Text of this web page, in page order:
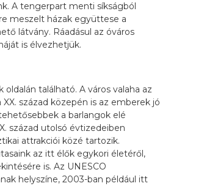
A tengerpart menti síkságból
meszelt házak együttese a
látvány. Ráadásul az óváros
is élvezhetjük.
található. A város valaha az
század közepén is az emberek jó
a barlangok elé
század utolsó évtizedeiben
attrakciói közé tartozik.
az itt élők egykori életéről,
is. Az UNESCO
helyszíne, 2003-ban például itt